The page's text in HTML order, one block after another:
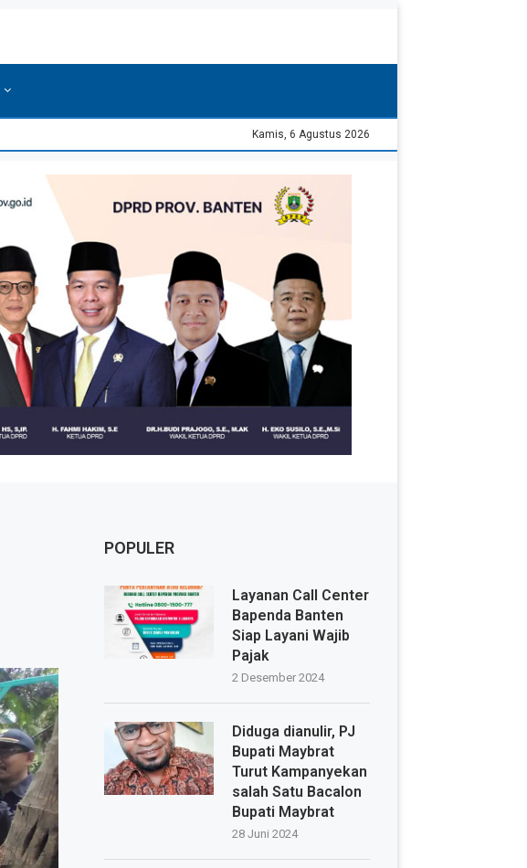
Kamis, 6 Agustus 2026
POPULER
Layanan Call Center
Bapenda Banten
Siap Layani Wajib
Pajak
2 Desember 2024
Diduga dianulir, PJ
Bupati Maybrat
Turut Kampanyekan
salah Satu Bacalon
Bupati Maybrat
28 Juni 2024